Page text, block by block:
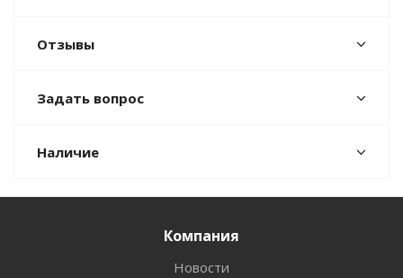
Отзывы
Задать вопрос
Наличие
Компания
Новости